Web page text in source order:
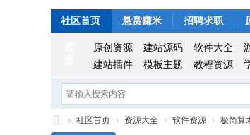
社区首页 悬赏赚米 招聘求职
原创资源 建站源码 软件大全
建站插件
模板主题 教程资源
» 社区首页 › 资源大全 › 软件资源 › 极简算